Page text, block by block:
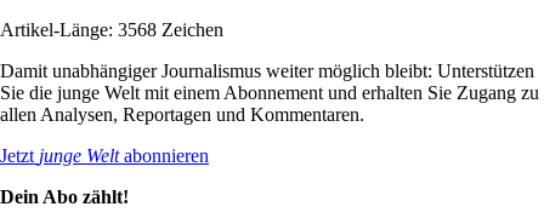
Artikel-Länge: 3568 Zeichen
Damit unabhängiger Journalismus weiter möglich bleibt: Unterstützen
Sie die junge Welt mit einem Abonnement und erhalten Sie Zugang zu
allen Analysen, Reportagen und Kommentaren.
Jetzt junge Weltabonnieren
Dein Abo zählt!